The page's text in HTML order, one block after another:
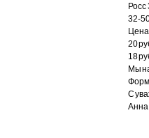
Росс
32-
20
18
Мы
С
Анна.